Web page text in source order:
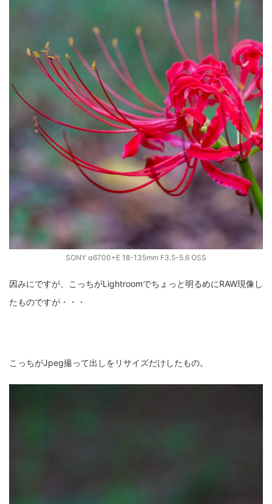
SONY α6700+E 18-135mm F3.5-5.6 OSS
因みにですが、こっちがLightroomでちょっと明るめにRAW現像し
たものですが・・・
こっちがJpeg撮って出しをリサイズだけしたもの。